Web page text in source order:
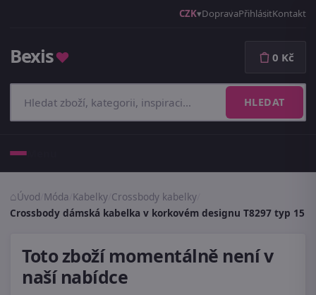
CZK DopravaPřihlásitKontakt
Bexis♥
HLEDAT
0 Kč
Úvod Móda Kabelky Crossbody kabelky
Crossbody dámská kabelka v korkovém designu T8297 typ 15
Toto zboží momentálně není v
naší nabídce